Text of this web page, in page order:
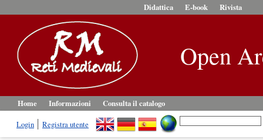
Didattica E-book Rivista
Open
Home Informazioni
Consulta il catalogo
Login
Registra utente